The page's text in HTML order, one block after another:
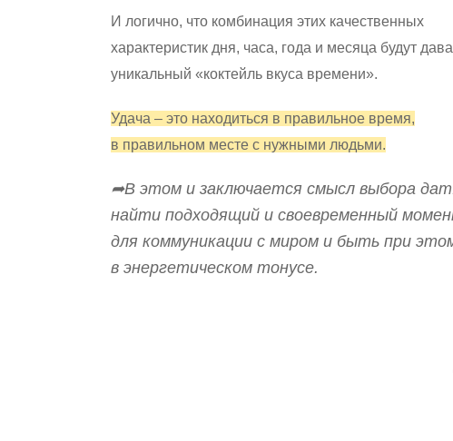
И логично, что комбинация этих качественных
характеристик дня, часа, года и месяца будут
уникальный «коктейль вкуса времени».
Удача – это находиться в правильное время,
в правильном месте с нужными людьми.
➦В этом и заключается смысл выбора
найти подходящий и своевременный
для коммуникации с миром и быть при
в энергетическом тонусе.